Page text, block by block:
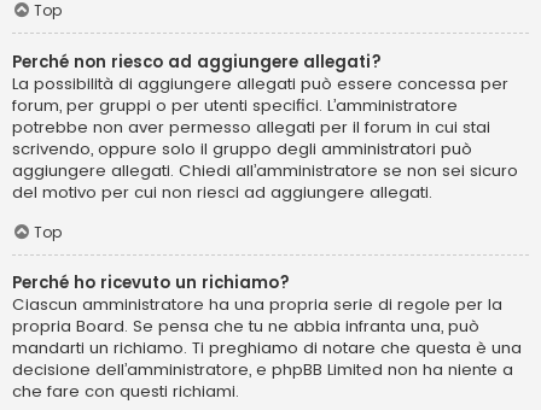
Top
Perché non riesco ad aggiungere allegati?
La possibilità di aggiungere allegati può essere concessa per
forum, per gruppi o per utenti specifici. L’amministratore
potrebbe non aver permesso allegati per il forum in cui stai
scrivendo, oppure solo il gruppo degli amministratori può
aggiungere allegati. Chiedi all’amministratore se non sei sicuro
del motivo per cui non riesci ad aggiungere allegati.
Top
Perché ho ricevuto un richiamo?
Ciascun amministratore ha una propria serie di regole per la
propria Board. Se pensa che tu ne abbia infranta una, può
mandarti un richiamo. Ti preghiamo di notare che questa è una
decisione dell’amministratore, e phpBB Limited non ha niente a
che fare con questi richiami.